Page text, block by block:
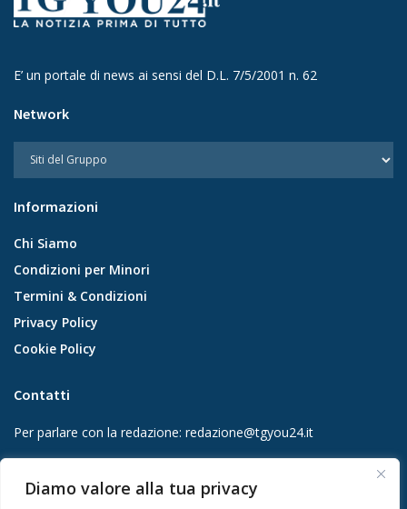
Diamo valore alla tua privacy
E’ un portale di news ai sensi del D.L. 7/5/2001 n. 62
Network
Informazioni
Chi Siamo
Condizioni per Minori
Termini & Condizioni
Privacy Policy
Cookie Policy
Contatti
Per parlare con la redazione: redazione@tgyou24.it